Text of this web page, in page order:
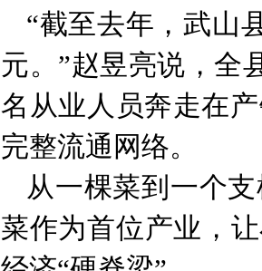
“截至去年，武山
元。”赵昱亮说，全
名从业人员奔走在
完整流通网络。
从一棵菜到一个
菜作为首位产业，